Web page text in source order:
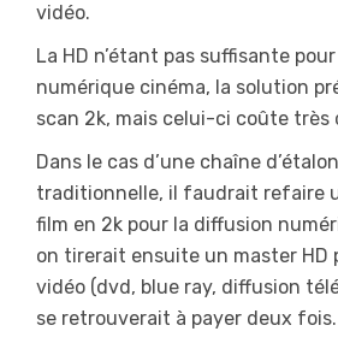
vidéo.
La HD n’étant pas suffisante
numérique cinéma, la solution
scan 2k, mais celui-ci coûte très
Dans le cas d’une chaîne
traditionnelle, il faudrait refaire
film en 2k pour la diffusion
on tirerait ensuite un master HD
vidéo (dvd, blue ray, diffusion
se retrouverait à payer deux fois.